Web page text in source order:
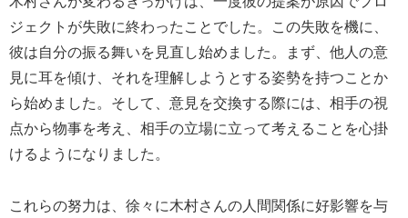
ジェクトが失敗に終わったことでした。この失敗を機に、
彼は自分の振る舞いを見直し始めました。まず、他人の意
見に耳を傾け、それを理解しようとする姿勢を持つことか
ら始めました。そして、意見を交換する際には、相手の視
点から物事を考え、相手の立場に立って考えることを心掛
けるようになりました。
これらの努力は、徐々に木村さんの人間関係に好影響を与